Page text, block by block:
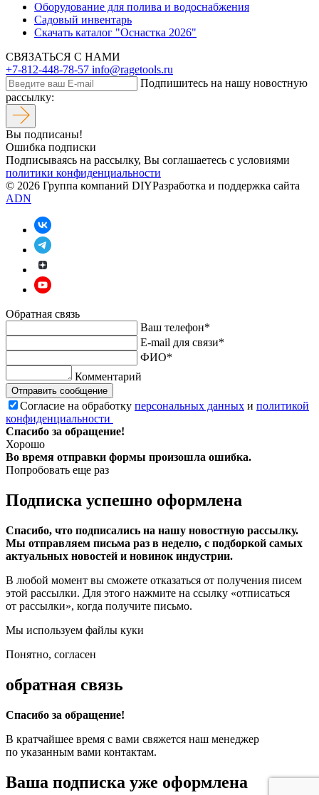
Оборудование для полива и водоснабжения
Садовый инвентарь
Скачать каталог "Оснастка 2026"
СВЯЗАТЬСЯ С НАМИ
+7-812-448-78-57 info@ragetools.ru
Подпишитесь на нашу новостную
рассылку:
Вы подписаны!
Ошибка подписки
Подписываясь на рассылку, Вы соглашаетесь c условиями
политики конфиденциальности
© 2026 Группа компаний DIYРазработка и поддержка сайта
ADN
Обратная связь
Ваш телефон*
E-mail для связи*
ФИО*
Комментарий
Отправить сообщение
Согласие на обработку персональных данных и политикой
конфиденциальности
Спасибо за обращение!
Хорошо
Во время отправки формы произошла ошибка.
Попробовать еще раз
Подписка успешно оформлена
Спасибо, что подписались на нашу новостную рассылку.
Мы отправляем письма раз в неделю, с подборкой самых
актуальных новостей и новинок индустрии.
В любой момент вы сможете отказаться от получения писем
этой рассылки. Для этого нажмите на ссылку «отписаться
от рассылки», когда получите письмо.
Мы используем файлы куки
Понятно, согласен
обратная связь
Спасибо за обращение!
В кратчайшее время с вами свяжется наш менеджер
по указанным вами контактам.
Ваша подписка уже оформлена